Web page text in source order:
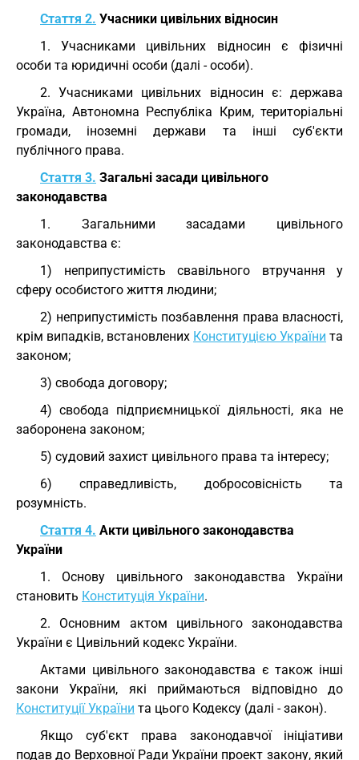
Стаття 2. Учасники цивільних відносин
1. Учасниками цивільних відносин є фізичні
особи та юридичні особи (далі - особи).
2. Учасниками цивільних відносин є: держава
Україна, Автономна Республіка Крим, територіальні
громади, іноземні держави та інші суб'єкти
публічного права.
Стаття 3. Загальні засади цивільного
законодавства
1. Загальними засадами цивільного
законодавства є:
1) неприпустимість свавільного втручання у
сферу особистого життя людини;
2) неприпустимість позбавлення права власності,
крім випадків, встановлених Конституцією України та
законом;
3) свобода договору;
4) свобода підприємницької діяльності, яка не
заборонена законом;
5) судовий захист цивільного права та інтересу;
6) справедливість, добросовісність та
розумність.
Стаття 4. Акти цивільного законодавства
України
1. Основу цивільного законодавства України
становить Конституція України.
2. Основним актом цивільного законодавства
України є Цивільний кодекс України.
Актами цивільного законодавства є також інші
закони України, які приймаються відповідно до
Конституції України та цього Кодексу (далі - закон).
Якщо суб'єкт права законодавчої ініціативи
подав до Верховної Ради України проект закону, який